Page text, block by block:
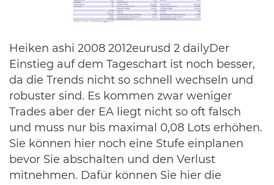
Heiken ashi 2008 2012eurusd 2 dailyDer
Einstieg auf dem Tageschart ist noch besser,
da die Trends nicht so schnell wechseln und
robuster sind. Es kommen zwar weniger
Trades aber der EA liegt nicht so oft falsch
und muss nur bis maximal 0,08 Lots erhöhen.
Sie können hier noch eine Stufe einplanen
bevor Sie abschalten und den Verlust
mitnehmen. Dafür können Sie hier die